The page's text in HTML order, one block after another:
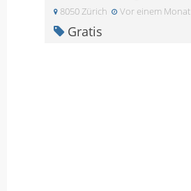
8050 Zürich Vor einem Monat
Gratis